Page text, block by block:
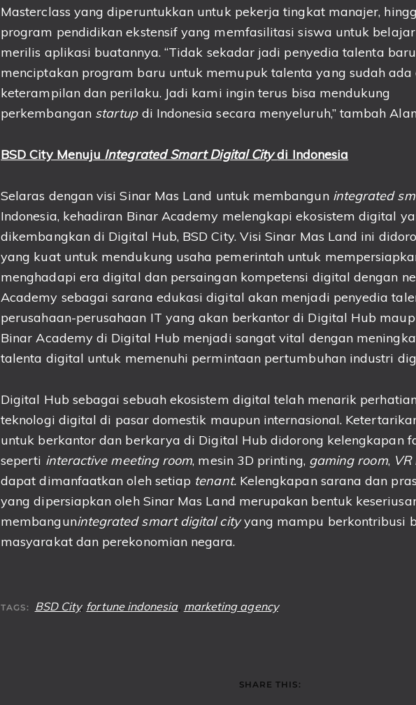
Masterclass yang diperuntukkan untuk pekerja tingkat manajer,
program pendidikan ekstensif yang memfasilitasi siswa untuk
merilis aplikasi buatannya. “Tidak sekadar jadi penyedia talenta
menciptakan program baru untuk memupuk talenta yang sudah ada
keterampilan dan perilaku. Jadi kami ingin terus bisa mendukung
perkembangan startupdi Indonesia secara menyeluruh,” tambah
BSD City Menuju Integrated Smart Digital Citydi Indonesia
Selaras dengan visi Sinar Mas Land untuk membangun integrated
Indonesia, kehadiran Binar Academy melengkapi ekosistem digital
dikembangkan di Digital Hub, BSD City. Visi Sinar Mas Land ini
yang kuat untuk mendukung usaha pemerintah untuk
menghadapi era digital dan persaingan kompetensi digital dengan
Academy sebagai sarana edukasi digital akan menjadi penyedia
perusahaan-perusahaan IT yang akan berkantor di Digital Hub
Binar Academy di Digital Hub menjadi sangat vital dengan
talenta digital untuk memenuhi permintaan pertumbuhan industri
Digital Hub sebagai sebuah ekosistem digital telah menarik
teknologi digital di pasar domestik maupun internasional.
untuk berkantor dan berkarya di Digital Hub didorong kelengkapan
seperti interactive meeting room, mesin 3D printing, gaming room, VR
dapat dimanfaatkan oleh setiap tenant.Kelengkapan sarana dan
yang dipersiapkan oleh Sinar Mas Land merupakan bentuk
membangunintegrated smart digital cityyang mampu berkontribusi
masyarakat dan perekonomian negara.
TAGS: BSD City, fortune indonesia, marketing agency
SHARE THIS: